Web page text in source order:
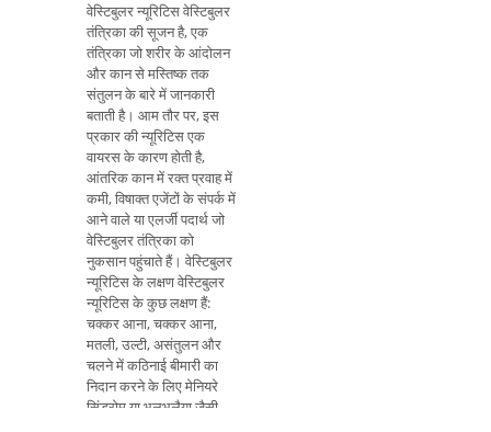
वेस्टिबुलर न्यूरिटिस वेस्टिबुलर
तंत्रिका की सूजन है, एक
तंत्रिका जो शरीर के आंदोलन
और कान से मस्तिष्क तक
संतुलन के बारे में जानकारी
बताती है। आम तौर पर, इस
प्रकार की न्यूरिटिस एक
वायरस के कारण होती है,
आंतरिक कान में रक्त प्रवाह में
कमी, विषाक्त एजेंटों के संपर्क में
आने वाले या एलर्जी पदार्थ जो
वेस्टिबुलर तंत्रिका को
नुकसान पहुंचाते हैं। वेस्टिबुलर
न्यूरिटिस के लक्षण वेस्टिबुलर
न्यूरिटिस के कुछ लक्षण हैं:
चक्कर आना, चक्कर आना,
मतली, उल्टी, असंतुलन और
चलने में कठिनाई बीमारी का
निदान करने के लिए मेनियरे
सिंड्रोम या भूलभुलैया जैसी